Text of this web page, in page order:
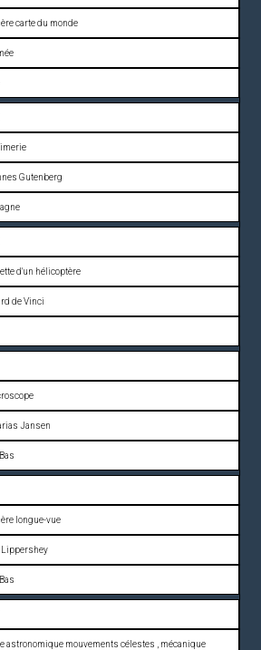
carte du monde
Gutenberg
d'un hélicoptère
de Vinci
Jansen
longue-vue
Lippershey
astronomique mouvements célestes , mécanique